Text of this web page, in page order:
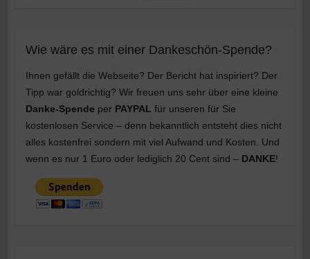
Wie wäre es mit einer Dankeschön-Spende?
Ihnen gefällt die Webseite? Der Bericht hat inspiriert? Der
Tipp war goldrichtig? Wir freuen uns sehr über eine kleine
Danke-Spende per PAYPAL für unseren für Sie
kostenlosen Service – denn bekanntlich entsteht dies nicht
alles kostenfrei sondern mit viel Aufwand und Kosten. Und
wenn es nur 1 Euro oder lediglich 20 Cent sind – DANKE!